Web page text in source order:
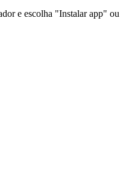
e escolha "Instalar app" ou